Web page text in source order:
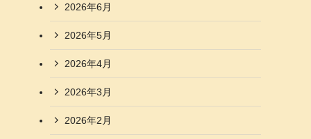
2026年6月
2026年5月
2026年4月
2026年3月
2026年2月